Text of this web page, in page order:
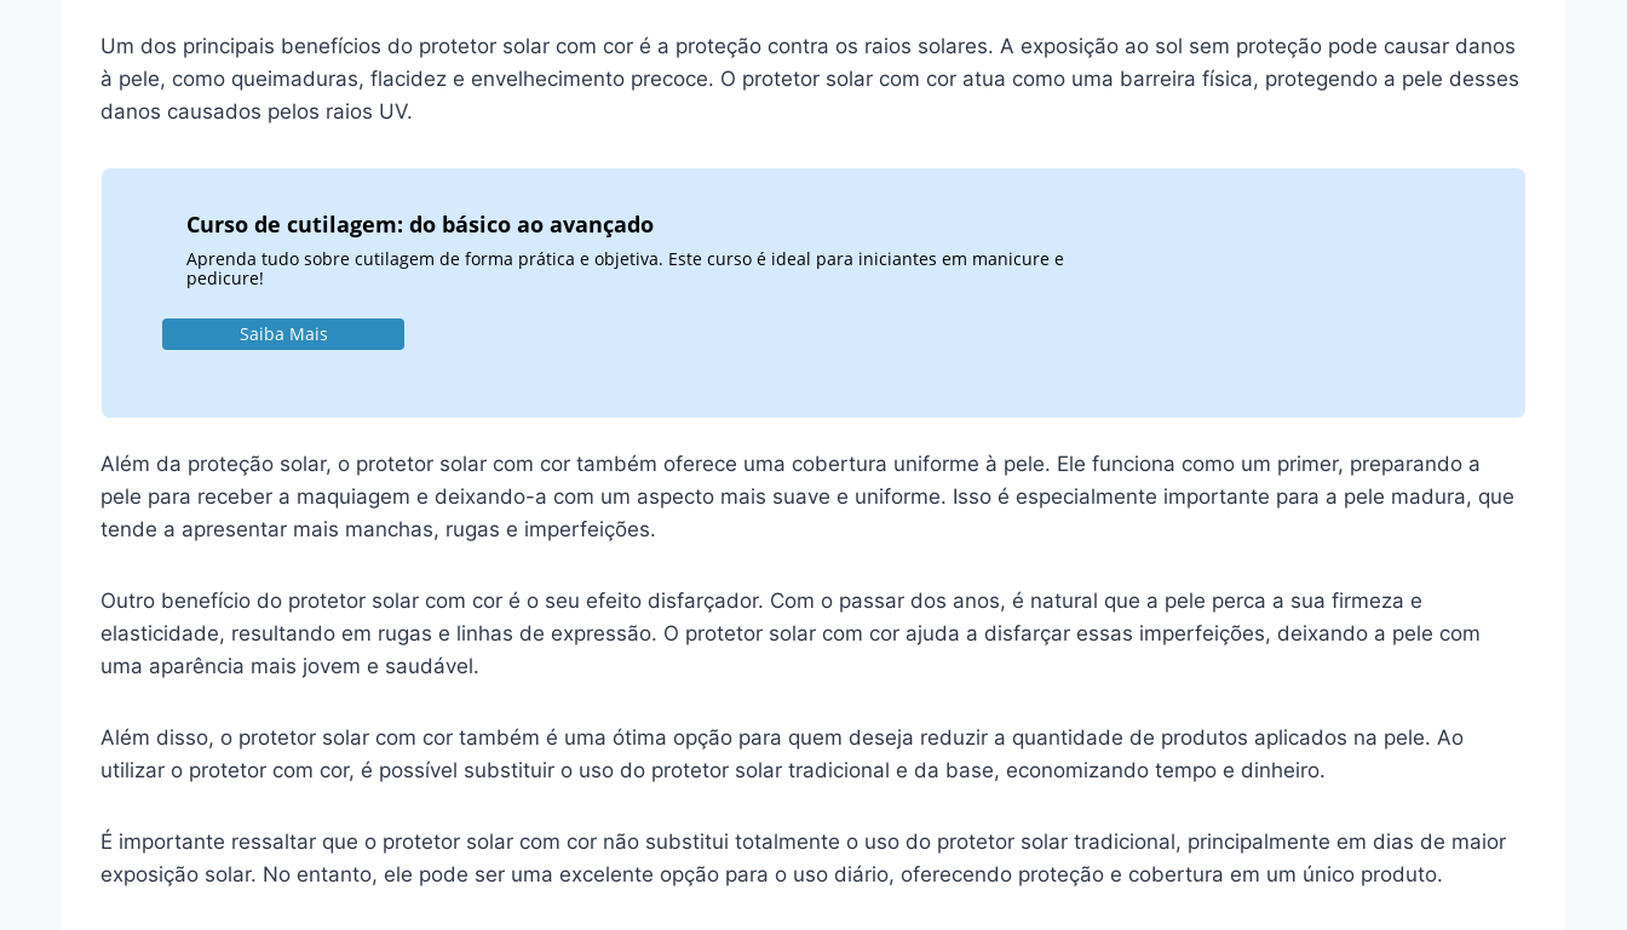
Um dos principais benefícios do protetor solar com cor é a proteção contra os raios solares. A exposição ao sol sem proteção pode causar danos
à pele, como queimaduras, flacidez e envelhecimento precoce. O protetor solar com cor atua como uma barreira física, protegendo a pele desses
danos causados pelos raios UV.
Curso de cutilagem: do básico ao avançado
Aprenda tudo sobre cutilagem de forma prática e objetiva. Este curso é ideal para iniciantes em manicure e
pedicure!
Saiba Mais
Além da proteção solar, o protetor solar com cor também oferece uma cobertura uniforme à pele. Ele funciona como um primer, preparando a
pele para receber a maquiagem e deixando-a com um aspecto mais suave e uniforme. Isso é especialmente importante para a pele madura, que
tende a apresentar mais manchas, rugas e imperfeições.
Outro benefício do protetor solar com cor é o seu efeito disfarçador. Com o passar dos anos, é natural que a pele perca a sua firmeza e
elasticidade, resultando em rugas e linhas de expressão. O protetor solar com cor ajuda a disfarçar essas imperfeições, deixando a pele com
uma aparência mais jovem e saudável.
Além disso, o protetor solar com cor também é uma ótima opção para quem deseja reduzir a quantidade de produtos aplicados na pele. Ao
utilizar o protetor com cor, é possível substituir o uso do protetor solar tradicional e da base, economizando tempo e dinheiro.
É importante ressaltar que o protetor solar com cor não substitui totalmente o uso do protetor solar tradicional, principalmente em dias de maior
exposição solar. No entanto, ele pode ser uma excelente opção para o uso diário, oferecendo proteção e cobertura em um único produto.